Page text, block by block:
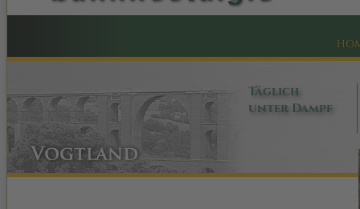
Täglich
unter Dampf